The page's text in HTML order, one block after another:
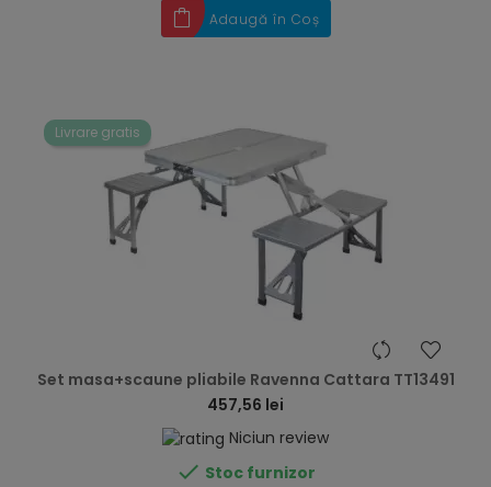
Adaugă în Coș
Livrare gratis
Set masa+scaune pliabile Ravenna Cattara TT13491
457,56 lei
Niciun review
 Stoc furnizor